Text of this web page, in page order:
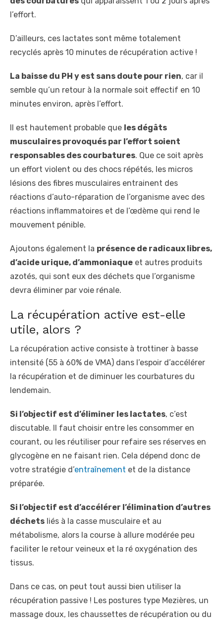
l’effort.
D’ailleurs, ces lactates sont même totalement
recyclés après 10 minutes de récupération active !
La baisse du PH y est sans doute pour rien, car il
semble qu’un retour à la normale soit effectif en 10
minutes environ, après l’effort.
Il est hautement probable que les dégâts
musculaires provoqués par l’effort soient
responsables des courbatures. Que ce soit après
un effort violent ou des chocs répétés, les micros
lésions des fibres musculaires entrainent des
réactions d’auto-réparation de l’organisme avec des
réactions inflammatoires et de l’œdème qui rend le
mouvement pénible.
Ajoutons également la présence de radicaux libres,
d’acide urique, d’ammoniaque et autres produits
azotés, qui sont eux des déchets que l’organisme
devra éliminer par voie rénale.
La récupération active est-elle
utile, alors ?
La récupération active consiste à trottiner à basse
intensité (55 à 60% de VMA) dans l’espoir d’accélérer
la récupération et de diminuer les courbatures du
lendemain.
Si l’objectif est d’éliminer les lactates, c’est
discutable. Il faut choisir entre les consommer en
courant, ou les réutiliser pour refaire ses réserves en
glycogène en ne faisant rien. Cela dépend donc de
votre stratégie d’entraînement et de la distance
préparée.
Si l’objectif est d’accélérer l’élimination d’autres
déchets liés à la casse musculaire et au
métabolisme, alors la course à allure modérée peu
faciliter le retour veineux et la ré oxygénation des
tissus.
Dans ce cas, on peut tout aussi bien utiliser la
récupération passive ! Les postures type Mezières, un
massage doux, les chaussettes de récupération ou du